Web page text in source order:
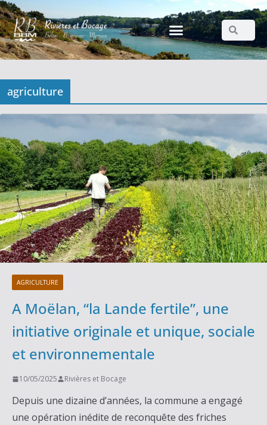
agriculture
AGRICULTURE
A Moëlan, “la Lande fertile”, une
initiative originale et unique, sociale
et environnementale
10/05/2025 Rivières et Bocage
Depuis une dizaine d’années, la commune a engagé
une opération inédite de reconquête des friches